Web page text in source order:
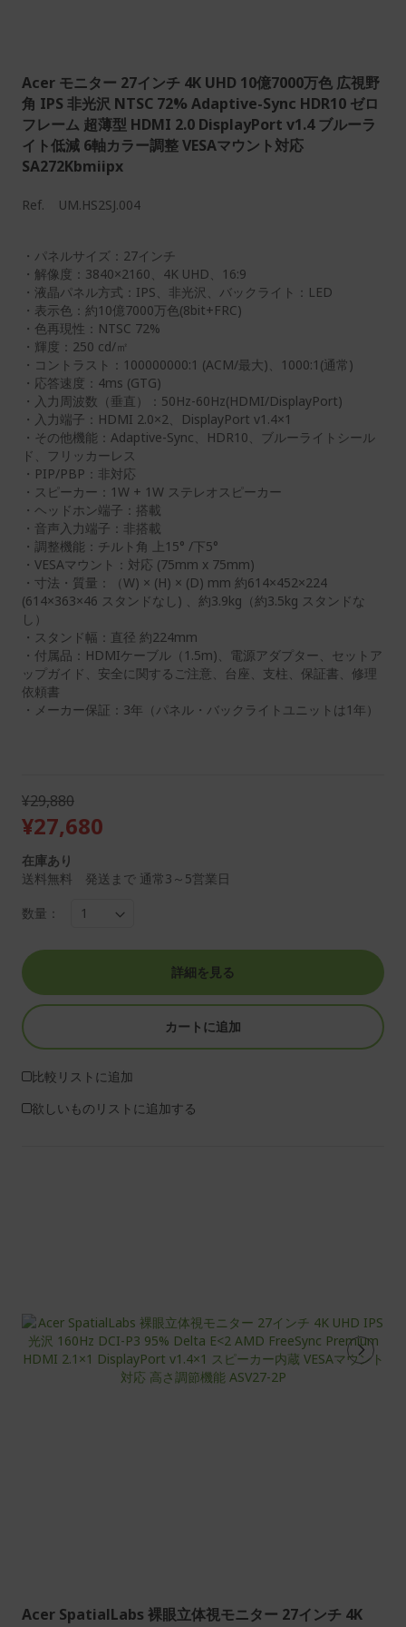
Acer モニター 27インチ 4K UHD 10億7000万色 広視野
角 IPS 非光沢 NTSC 72% Adaptive-Sync HDR10 ゼロ
フレーム 超薄型 HDMI 2.0 DisplayPort v1.4 ブルーラ
イト低減 6軸カラー調整 VESAマウント対応
SA272Kbmiipx
Ref. UM.HS2SJ.004
・パネルサイズ：27インチ
・解像度：3840×2160、4K UHD、16:9
・液晶パネル方式：IPS、非光沢、バックライト：LED
・表示色：約10億7000万色(8bit+FRC)
・色再現性：NTSC 72%
・輝度：250 cd/㎡
・コントラスト：100000000:1 (ACM/最大)、1000:1(通常)
・応答速度：4ms (GTG)
・入力周波数（垂直）：50Hz-60Hz(HDMI/DisplayPort)
・入力端子：HDMI 2.0×2、DisplayPort v1.4×1
・その他機能：Adaptive-Sync、HDR10、ブルーライトシール
ド、フリッカーレス
・PIP/PBP：非対応
・スピーカー：1W + 1W ステレオスピーカー
・ヘッドホン端子：搭載
・音声入力端子：非搭載
・調整機能：チルト角 上15° /下5°
・VESAマウント：対応 (75mm x 75mm)
・寸法・質量：（W) × (H) × (D) mm 約614×452×224
(614×363×46 スタンドなし) 、約3.9kg（約3.5kg スタンドな
し）
・スタンド幅：直径 約224mm
・付属品：HDMIケーブル（1.5m)、電源アダプター、セットア
ップガイド、安全に関するご注意、台座、支柱、保証書、修理
依頼書
・メーカー保証：3年（パネル・バックライトユニットは1年）
¥29,880
¥27,680
在庫あり
送料無料 発送まで 通常3～5営業日
数量：
詳細を見る
カートに追加
比較リストに追加
欲しいものリストに追加する
Acer SpatialLabs 裸眼立体視モニター 27インチ 4K